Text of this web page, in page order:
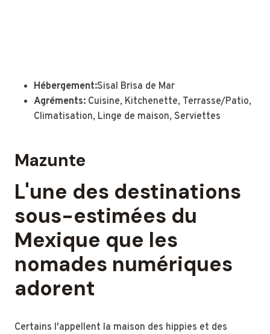
Hébergement:Sisal Brisa de Mar
Agréments: Cuisine, Kitchenette, Terrasse/Patio,
Climatisation, Linge de maison, Serviettes
Mazunte
L'une des destinations
sous-estimées du
Mexique que les
nomades numériques
adorent
Certains l'appellent la maison des hippies et des